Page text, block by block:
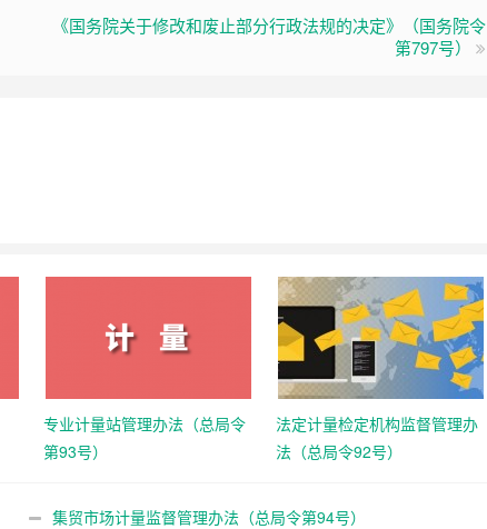
《国务院关于修改和废止部分行政法规的决定》（国务院令
第797号）
专业计量站管理办法（总局令
第93号）
法定计量检定机构监督管理办
法（总局令92号）
集贸市场计量监督管理办法（总局令第94号）